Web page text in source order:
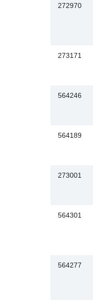
272970
273171
564246
564189
273001
564301
564277